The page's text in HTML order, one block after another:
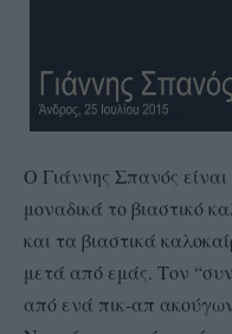
Ο Γιάννης Σπανός
μοναδικά το βιαστικό
και τα βιαστικά
μετά από εμάς. Τον
από ενά πικ-απ